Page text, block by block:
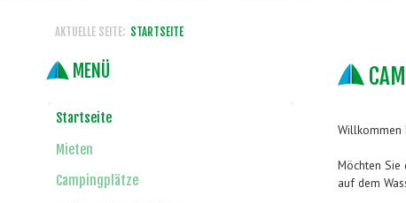
AKTUELLE SEITE: STARTSEITE
MENÜ
Startseite
Mieten
Campingplätze
Willkommen
Möchten Sie
auf dem